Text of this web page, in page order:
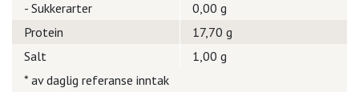
- Sukkerarter
0,00 g
Protein
17,70 g
Salt
1,00 g
* av daglig referanse inntak